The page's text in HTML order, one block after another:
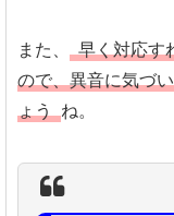
また、
早く対応す
ので、異音に気づ
ょう ね。